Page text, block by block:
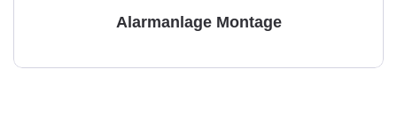
Alarmanlage Montage